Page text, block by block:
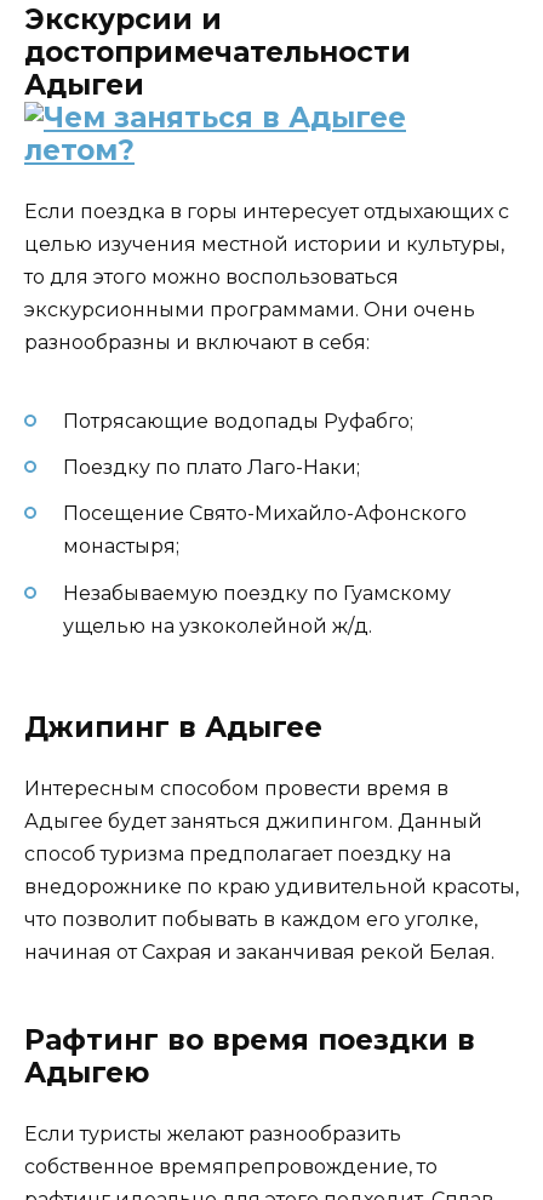
Экскурсии и
достопримечательности
Адыгеи
Если поездка в горы интересует отдыхающих с
целью изучения местной истории и культуры,
то для этого можно воспользоваться
экскурсионными программами. Они очень
разнообразны и включают в себя:
Потрясающие водопады Руфабго;
Поездку по плато Лаго-Наки;
Посещение Свято-Михайло-Афонского
монастыря;
Незабываемую поездку по Гуамскому
ущелью на узкоколейной ж/д.
Джипинг в Адыгее
Интересным способом провести время в
Адыгее будет заняться джипингом. Данный
способ туризма предполагает поездку на
внедорожнике по краю удивительной красоты,
что позволит побывать в каждом его уголке,
начиная от Сахрая и заканчивая рекой Белая.
Рафтинг во время поездки в
Адыгею
Если туристы желают разнообразить
собственное времяпрепровождение, то